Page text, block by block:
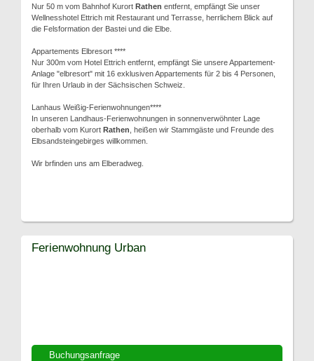
Nur 50 m vom Bahnhof Kurort Rathen entfernt, empfängt Sie unser
Wellnesshotel Ettrich mit Restaurant und Terrasse, herrlichem Blick auf
die Felsformation der Bastei und die Elbe.
Appartements Elbresort ****
Nur 300m vom Hotel Ettrich entfernt, empfängt Sie unsere Appartement-
Anlage "elbresort" mit 16 exklusiven Appartements für 2 bis 4 Personen,
für Ihren Urlaub in der Sächsischen Schweiz.
Lanhaus Weißig-Ferienwohnungen****
In unseren Landhaus-Ferienwohnungen in sonnenverwöhnter Lage
oberhalb vom Kurort Rathen , heißen wir Stammgäste und Freunde des
Elbsandsteingebirges willkommen.
Wir brfinden uns am Elberadweg.
Buchungsanfrage
Ferienwohnung Urban